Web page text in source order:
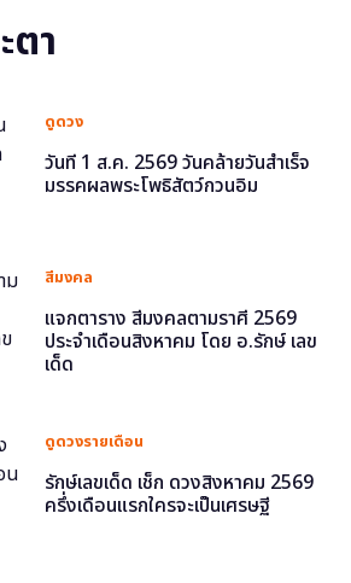
ตา
ดูดวง
วันที่ 1 ส.ค. 2569 วันคล้ายวันสำเร็จ
มรรคผลพระโพธิสัตว์กวนอิม
สีมงคล
แจกตาราง สีมงคลตามราศี 2569
ประจำเดือนสิงหาคม โดย อ.รักษ์ เลข
เด็ด
ดูดวงรายเดือน
รักษ์เลขเด็ด เช็ก ดวงสิงหาคม 2569
ครึ่งเดือนแรกใครจะเป็นเศรษฐี